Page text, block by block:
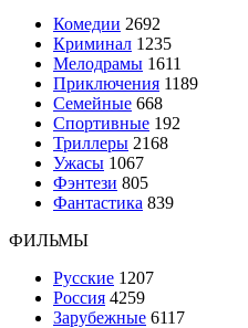
Комедии 2692
Криминал 1235
Мелодрамы 1611
Приключения 1189
Семейные 668
Спортивные 192
Триллеры 2168
Ужасы 1067
Фэнтези 805
Фантастика 839
ФИЛЬМЫ
Русские 1207
Россия 4259
Зарубежные 6117